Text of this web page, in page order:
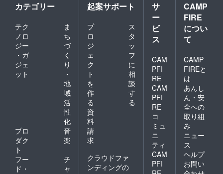
カテゴリー
テク
ノロ
ジー
・ガ
ジェ
ット
ま
ち
づ
く
り
・
地
域
活
性
化
プロ
ダク
ト
音
楽
フー
ド・
チ
ャ
起案サポート
プ
ロ
ジ
ェ
ク
ト
を
作
る
ス
タ
ッ
フ
に
相
談
す
る
資
料
請
求
クラウドファ
ンディングの
サ
ー
ビ
ス
CAM
PFI
RE
CAM
PFI
RE
コ
ミュ
ニ
ティ
CAM
PFI
CAMP
FIRE
につい
て
CAMP
FIREと
は
あんし
ん・安
全への
取り組
み
ニュー
ス
ヘルプ
お問い